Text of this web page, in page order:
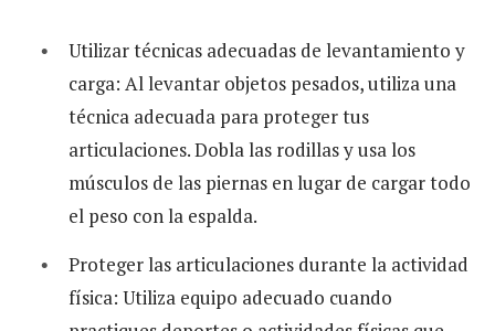
Utilizar técnicas adecuadas de levantamiento y
carga: Al levantar objetos pesados, utiliza una
técnica adecuada para proteger tus
articulaciones. Dobla las rodillas y usa los
músculos de las piernas en lugar de cargar todo
el peso con la espalda.
Proteger las articulaciones durante la actividad
física: Utiliza equipo adecuado cuando